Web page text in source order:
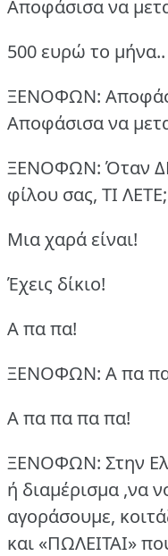
Αποφάσισα να
500 ευρώ το μήνα..
ΞΕΝΟΦΩΝ:
Αποφάσισα να
ΞΕΝΟΦΩΝ: Όταν
φίλου σας, ΤΙ ΛΕΤΕ;
Μια χαρά είναι!
Έχεις δίκιο!
Α πα πα!
ΞΕΝΟΦΩΝ: Α πα
Α πα πα πα πα!
ΞΕΝΟΦΩΝ: Στην
ή διαμέρισμα ,να
αγοράσουμε,
και «ΠΩΛΕΙΤΑΙ»